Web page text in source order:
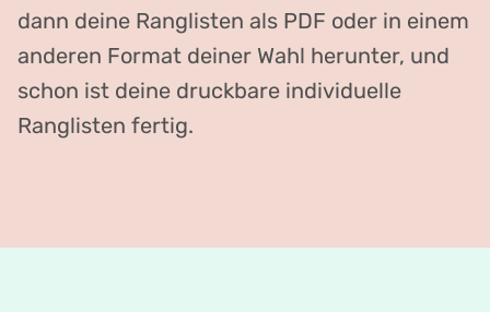
dann deine Ranglisten als PDF oder in einem
anderen Format deiner Wahl herunter, und
schon ist deine druckbare individuelle
Ranglisten fertig.